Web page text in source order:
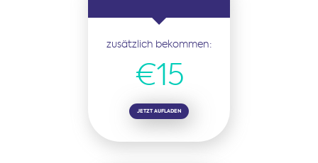
zusätzlich bekommen:
€15
JETZT AUFLADEN